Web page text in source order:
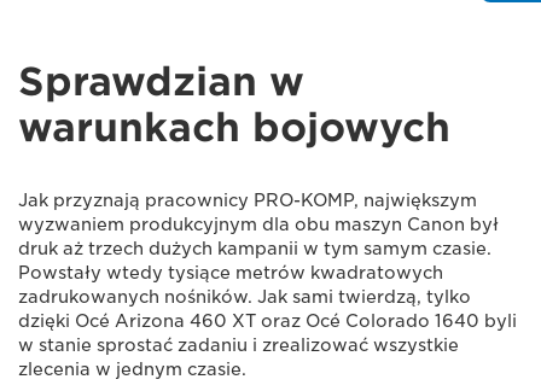
Sprawdzian w
warunkach bojowych
Jak przyznają pracownicy PRO-KOMP, największym
wyzwaniem produkcyjnym dla obu maszyn Canon był
druk aż trzech dużych kampanii w tym samym czasie.
Powstały wtedy tysiące metrów kwadratowych
zadrukowanych nośników. Jak sami twierdzą, tylko
dzięki Océ Arizona 460 XT oraz Océ Colorado 1640 byli
w stanie sprostać zadaniu i zrealizować wszystkie
zlecenia w jednym czasie.